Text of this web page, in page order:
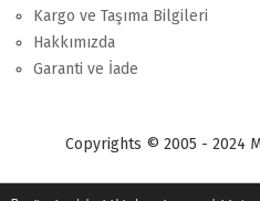
Kargo ve Taşıma Bilgileri
Hakkımızda
Garanti ve İade
Copyrights © 2005 - 2024